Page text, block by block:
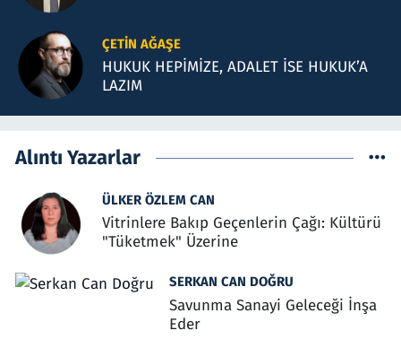
ÇETIN AĞAŞE
HUKUK HEPİMİZE, ADALET İSE HUKUK’A
LAZIM
Alıntı Yazarlar
ÜLKER ÖZLEM CAN
Vitrinlere Bakıp Geçenlerin Çağı: Kültürü
"Tüketmek" Üzerine
SERKAN CAN DOĞRU
Savunma Sanayi Geleceği İnşa
Eder